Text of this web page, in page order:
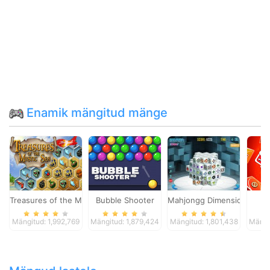
Enamik mängitud mänge
Treasures of the Mystic Sea
Mängitud: 1,992,769
Bubble Shooter
Mängitud: 1,879,424
Mahjongg Dimensions
Mängitud: 1,801,438